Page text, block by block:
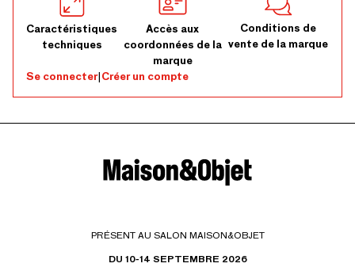
Caractéristiques
techniques
Accès aux
coordonnées de la
marque
Conditions de
vente de la marque
Se connecter|Créer un compte
PRÉSENT AU SALON MAISON&OBJET
DU 10-14 SEPTEMBRE 2026